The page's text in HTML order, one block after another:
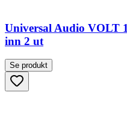
Universal Audio VOLT
inn 2 ut
Se produkt